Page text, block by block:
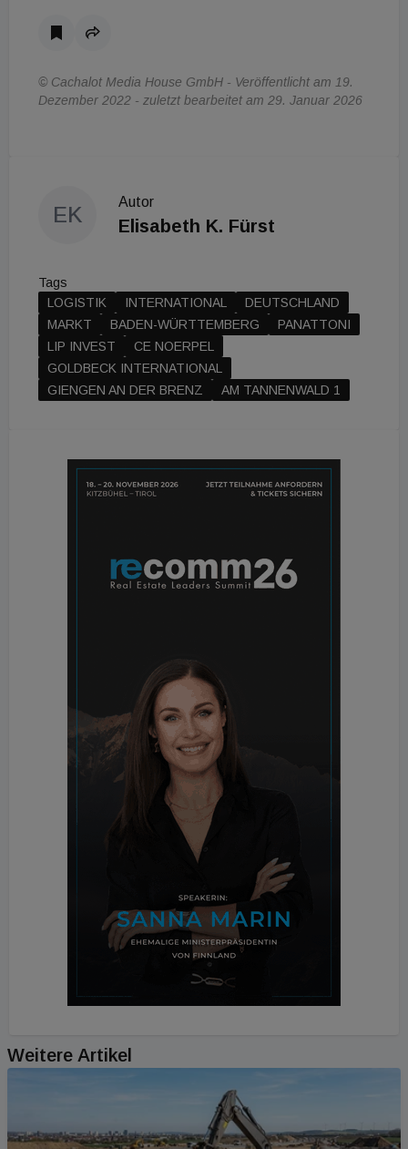
© Cachalot Media House GmbH - Veröffentlicht am 19.
Dezember 2022 - zuletzt bearbeitet am 29. Januar 2026
EK
Autor
Elisabeth K. Fürst
Tags
LOGISTIK
INTERNATIONAL
DEUTSCHLAND
MARKT
BADEN-WÜRTTEMBERG
PANATTONI
LIP INVEST
CE NOERPEL
GOLDBECK INTERNATIONAL
GIENGEN AN DER BRENZ
AM TANNENWALD 1
Weitere Artikel